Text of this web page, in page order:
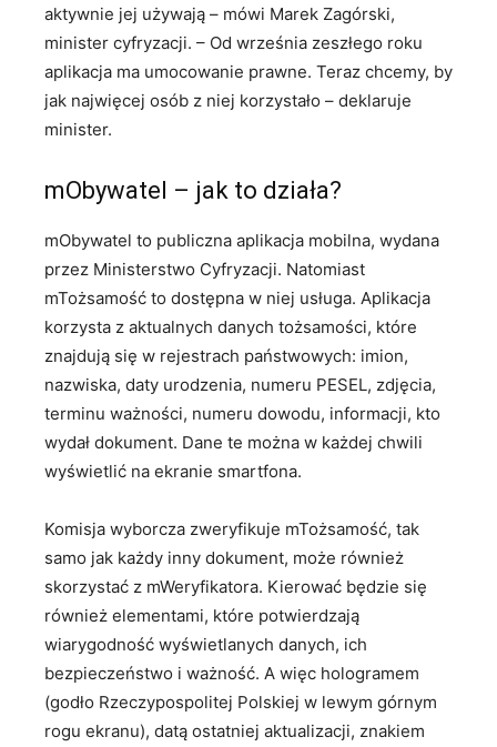
aktywnie jej używają – mówi Marek Zagórski,
minister cyfryzacji. – Od września zeszłego roku
aplikacja ma umocowanie prawne. Teraz chcemy, by
jak najwięcej osób z niej korzystało – deklaruje
minister.
mObywatel – jak to działa?
mObywatel to publiczna aplikacja mobilna, wydana
przez Ministerstwo Cyfryzacji. Natomiast
mTożsamość to dostępna w niej usługa. Aplikacja
korzysta z aktualnych danych tożsamości, które
znajdują się w rejestrach państwowych: imion,
nazwiska, daty urodzenia, numeru PESEL, zdjęcia,
terminu ważności, numeru dowodu, informacji, kto
wydał dokument. Dane te można w każdej chwili
wyświetlić na ekranie smartfona.
Komisja wyborcza zweryfikuje mTożsamość, tak
samo jak każdy inny dokument, może również
skorzystać z mWeryfikatora. Kierować będzie się
również elementami, które potwierdzają
wiarygodność wyświetlanych danych, ich
bezpieczeństwo i ważność. A więc hologramem
(godło Rzeczypospolitej Polskiej w lewym górnym
rogu ekranu), datą ostatniej aktualizacji, znakiem